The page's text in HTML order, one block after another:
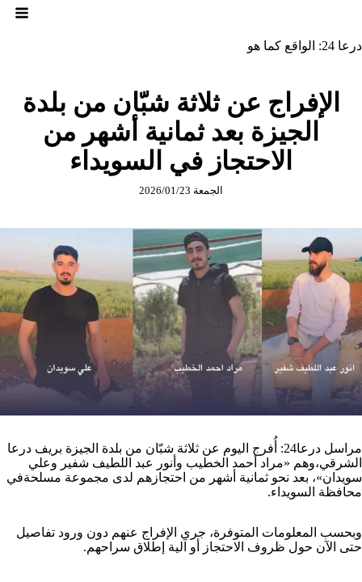
درعا 24: الواقع كما هو
الإفراج عن ثلاثة شبّان من بلدة
الجيزة بعد ثمانية أشهر من
الاحتجاز في السويداء
الجمعة 2026/01/23
مراسل درعا24: أُفرج اليوم عن ثلاثة شبّان من بلدة الجيزة بريف درعا
الشرقي،وهم «مراد أحمد الخطيب وأنور عبد اللطيف شفير وعلي
سويدان»، بعد نحو ثمانية أشهر من احتجازهم لدى مجموعة مسلحةفي
محافظة السويداء.
وبحسب المعلومات المتوفرة، جرى الإفراج عنهم دون ورود تفاصيل
حتى الآن حول ظروف الاحتجاز أو آلية إطلاق سراحهم.